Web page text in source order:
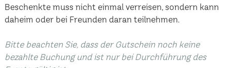
Beschenkte muss nicht einmal verreisen, sondern kann
daheim oder bei Freunden daran teilnehmen.
Bitte beachten Sie, dass der Gutschein noch keine
bezahlte Buchung und ist nur bei Durchführung des